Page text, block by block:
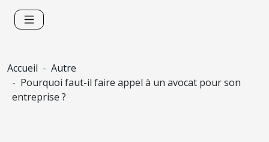
Accueil
Autre
Pourquoi faut-il faire appel à un avocat pour son
entreprise ?